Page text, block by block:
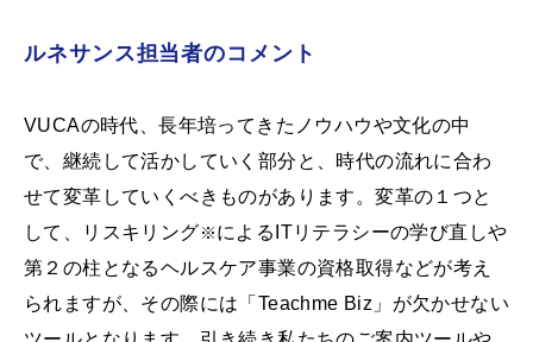
ルネサンス担当者のコメント
VUCAの時代、長年培ってきたノウハウや文化の中
で、継続して活かしていく部分と、時代の流れに合わ
せて変革していくべきものがあります。変革の１つと
して、リスキリング※によるITリテラシーの学び直しや
第２の柱となるヘルスケア事業の資格取得などが考え
られますが、その際には「Teachme Biz」が欠かせない